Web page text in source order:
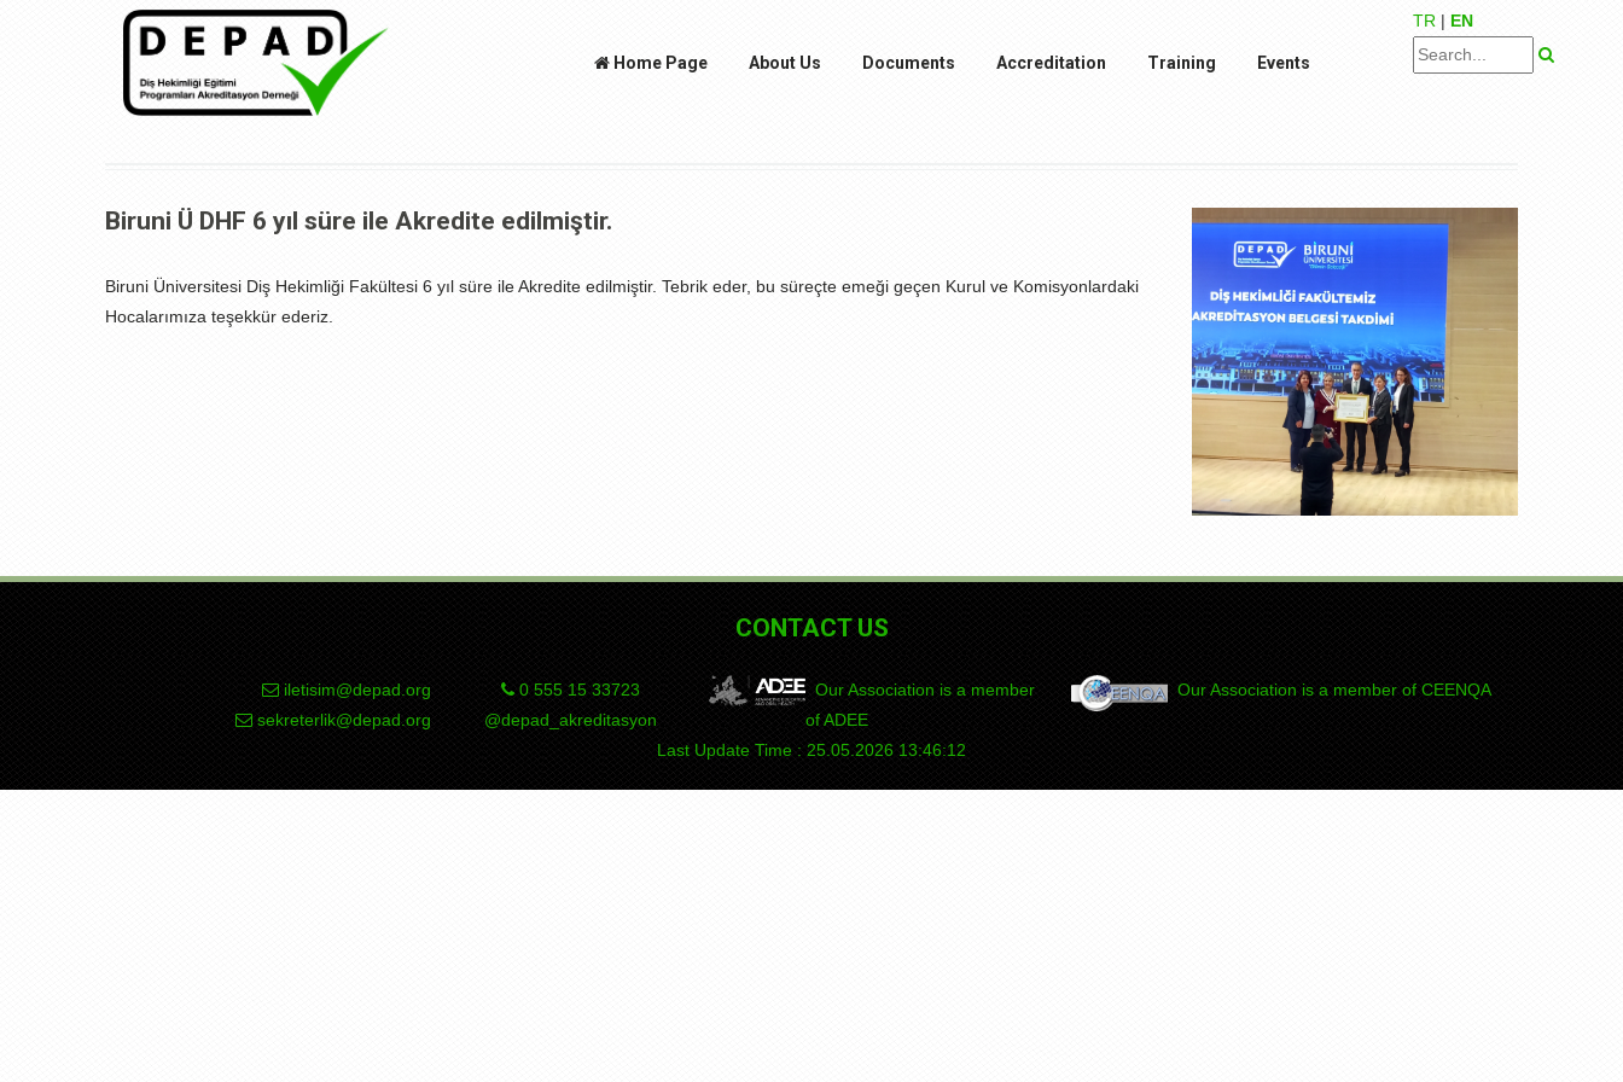
Home Page About Us Documents Accreditation Training Events
TR | EN
Biruni Ü DHF 6 yıl süre ile Akredite edilmiştir.
Biruni Üniversitesi Diş Hekimliği Fakültesi 6 yıl süre ile Akredite edilmiştir. Tebrik eder, bu süreçte emeği geçen Kurul ve Komisyonlardaki
Hocalarımıza teşekkür ederiz.
CONTACT US
iletisim@depad.org
sekreterlik@depad.org
0 555 15 DEPAD
@depad_akreditasyon
Our Association is a member
of ADEE
Our Association is a member of CEENQA
Last Update Time : 25.05.2026 13:46:12